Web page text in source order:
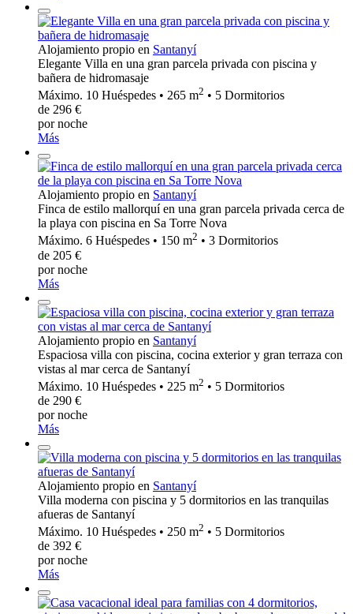
Alojamiento propio en Santanyí
Elegante Villa en una gran parcela privada con piscina y
bañera de hidromasaje
Máximo. 10 Huéspedes • 265 m2 • 5 Dormitorios
de 296 €
por noche
Más
Alojamiento propio en Santanyí
Finca de estilo mallorquí en una gran parcela privada cerca de
la playa con piscina en Sa Torre Nova
Máximo. 6 Huéspedes • 150 m2 • 3 Dormitorios
de 205 €
por noche
Más
Alojamiento propio en Santanyí
Espaciosa villa con piscina, cocina exterior y gran terraza con
vistas al mar cerca de Santanyí
Máximo. 10 Huéspedes • 225 m2 • 5 Dormitorios
de 290 €
por noche
Más
Alojamiento propio en Santanyí
Villa moderna con piscina y 5 dormitorios en las tranquilas
afueras de Santanyí
Máximo. 10 Huéspedes • 250 m2 • 5 Dormitorios
de 392 €
por noche
Más